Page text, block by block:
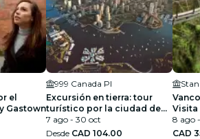
el
Gastown
999 Canada Pl
Excursión en tierra: tour
turístico por la ciudad de
Vancouver después del
crucero con recogida en el
7 ago - 30 oct
Desde CAD 104.00
Visita
8 ago
CAD